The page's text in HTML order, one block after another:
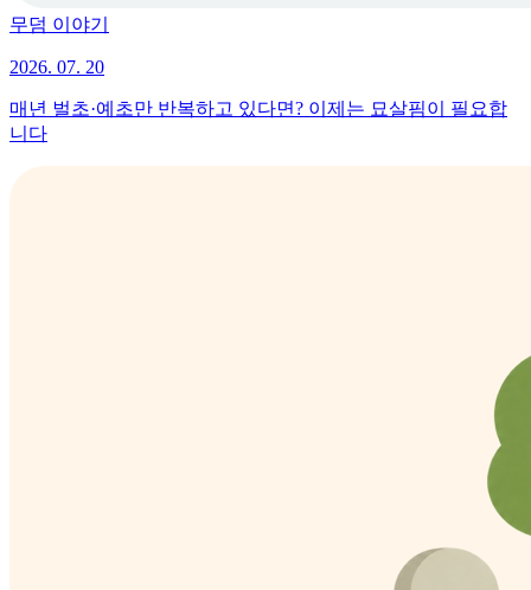
무덤 이야기
2026. 07. 20
매년 벌초·예초만 반복하고 있다면? 이제는 묘살핌이 필요합
니다